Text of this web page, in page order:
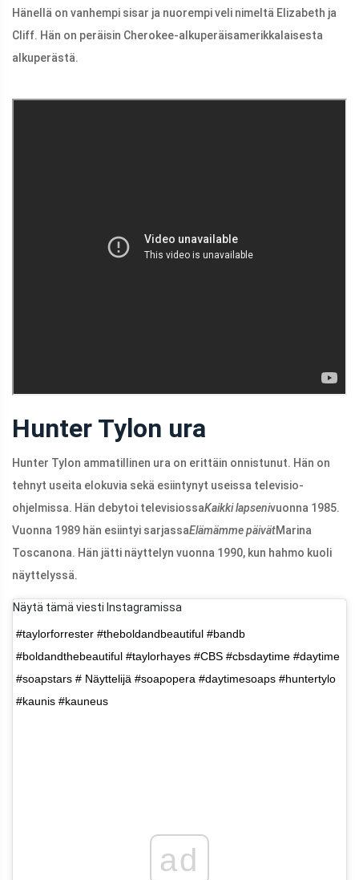
Hänellä on vanhempi sisar ja nuorempi veli nimeltä Elizabeth ja
Cliff. Hän on peräisin Cherokee-alkuperäisamerikkalaisesta
alkuperästä.
Hunter Tylon ura
Hunter Tylon ammatillinen ura on erittäin onnistunut. Hän on
tehnyt useita elokuvia sekä esiintynyt useissa televisio-
ohjelmissa. Hän debytoi televisiossaKaikki lapsenivuonna 1985.
Vuonna 1989 hän esiintyi sarjassaElämämme päivätMarina
Toscanona. Hän jätti näyttelyn vuonna 1990, kun hahmo kuoli
näyttelyssä.
Näytä tämä viesti Instagramissa
#taylorforrester #theboldandbeautiful #bandb
#boldandthebeautiful #taylorhayes #CBS #cbsdaytime #daytime
#soapstars # Näyttelijä #soapopera #daytimesoaps #huntertylo
#kaunis #kauneus
ad